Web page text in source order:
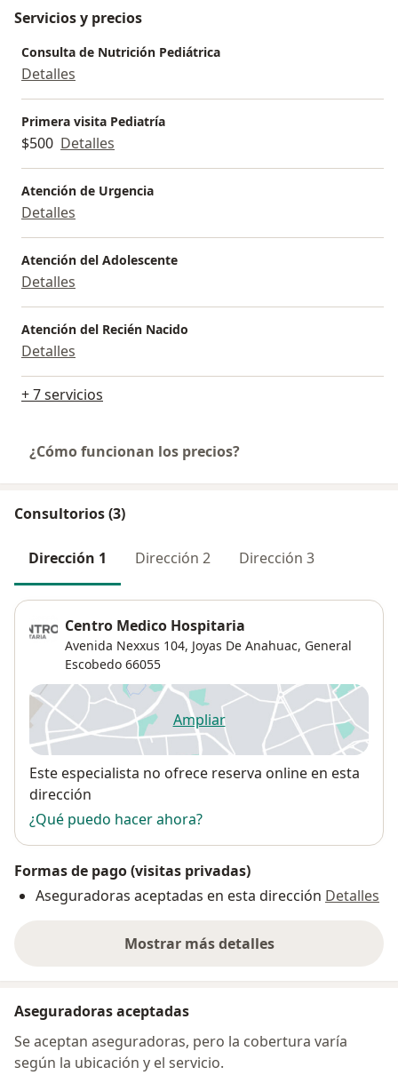
Servicios y precios
Consulta de Nutrición Pediátrica
Detalles
Primera visita Pediatría
$500 Detalles
Atención de Urgencia
Detalles
Atención del Adolescente
Detalles
Atención del Recién Nacido
Detalles
+ 7 servicios
¿Cómo funcionan los precios?
Consultorios (3)
Dirección 1 Dirección 2 Dirección 3
Centro Medico Hospitaria
Avenida Nexxus 104, Joyas De Anahuac, General
Escobedo 66055
Ampliarse abre en una nueva
Disponibilidad
Este especialista no ofrece reserva online en esta
dirección
¿Qué puedo hacer ahora?
Formas de pago (visitas privadas)
Aseguradoras aceptadas en esta dirección Detalles
Mostrar más detalles
sobre la dirección
Aseguradoras aceptadas
Se aceptan aseguradoras, pero la cobertura varía
según la ubicación y el servicio.